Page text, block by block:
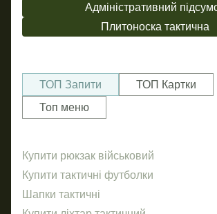
Адміністративний
Плитоноска тактична
ТОП Запити
ТОП Картки
Топ меню
Купити рюкзак військовий
Купити тактичні футболки
Шапки тактичні